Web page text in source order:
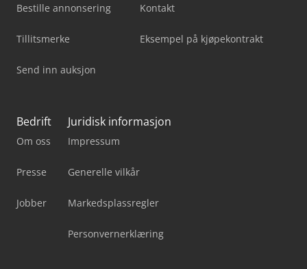
Bestille annonsering
Tillitsmerke
Send inn auksjon
Kontakt
Eksempel på kjøpekontrakt
Bedrift
Om oss
Presse
Jobber
Juridisk informasjon
Impressum
Generelle vilkår
Markedsplassregler
Personvernerklæring